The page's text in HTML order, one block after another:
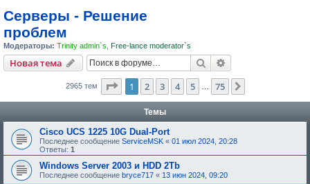
Серверы - Решение
проблем
Модераторы: Trinity admin`s Free-lance moderator`s
Новая тема Поиск
2965 тем Страница из 75
1 2 3 4 5 75
Темы
Cisco UCS 1225 10G Dual-Port
Последнее сообщение ServiceMSK « 01 июл 2024, 20:28
Ответы: 1
Windows Server 2003 и HDD 2Tb
Последнее сообщение bryce717 « 13 июн 2024, 09:20